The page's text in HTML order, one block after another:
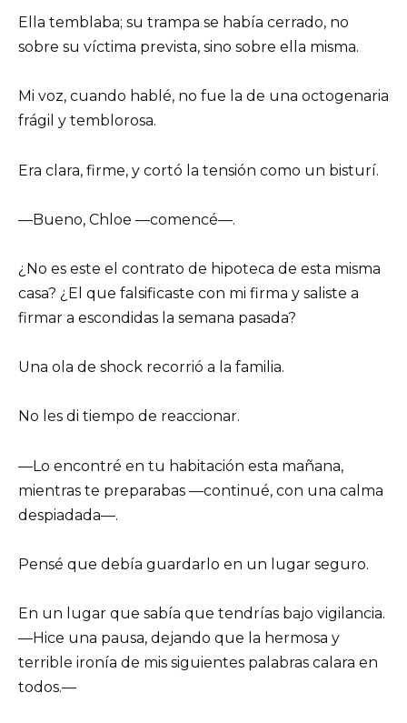
Ella temblaba; su trampa se había cerrado, no
sobre su víctima prevista, sino sobre ella misma.
Mi voz, cuando hablé, no fue la de una octogenaria
frágil y temblorosa.
Era clara, firme, y cortó la tensión como un bisturí.
—Bueno, Chloe —comencé—.
¿No es este el contrato de hipoteca de esta misma
casa? ¿El que falsificaste con mi firma y saliste a
firmar a escondidas la semana pasada?
Una ola de shock recorrió a la familia.
No les di tiempo de reaccionar.
—Lo encontré en tu habitación esta mañana,
mientras te preparabas —continué, con una calma
despiadada—.
Pensé que debía guardarlo en un lugar seguro.
En un lugar que sabía que tendrías bajo vigilancia.
—Hice una pausa, dejando que la hermosa y
terrible ironía de mis siguientes palabras calara en
todos.—